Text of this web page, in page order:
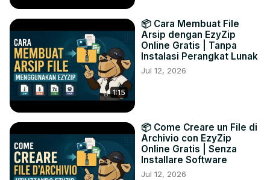
1:15
📦 Cara Membuat File
Arsip dengan EzyZip
Online Gratis | Tanpa
Instalasi Perangkat Lunak
Jul 12, 2026
📦 Come Creare un File di
Archivio con EzyZip
Online Gratis | Senza
Installare Software
Jul 12, 2026